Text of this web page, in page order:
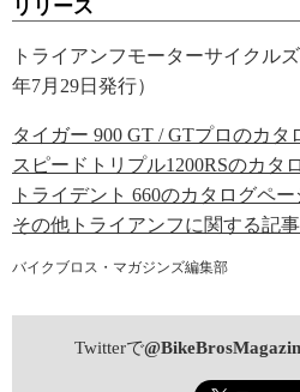
リリース
トライアンフモーターサイクル
年7月29日発行）
タイガー 900 GT / GTプロのカタ
スピードトリプル1200RSのカタ
トライデント 660のカタログペ
その他トライアンフに関する記
バイクブロス・マガジンズ編集部
Twitterで@BikeBrosMagazin